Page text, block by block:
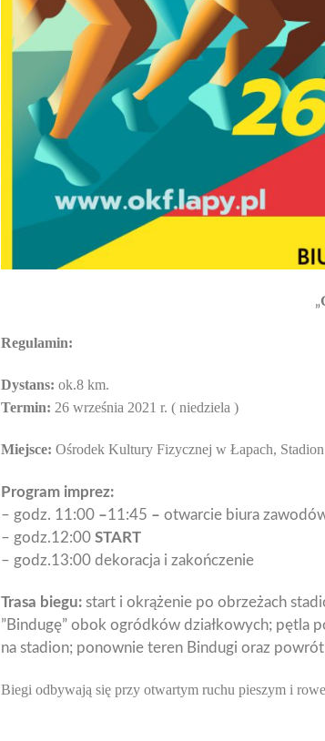
„
Regulamin:
Dystans: ok.8 km.
Termin: 26 września 2021 r. ( niedziela )
Miejsce: Ośrodek Kultury Fizycznej w Łapach,
Program imprez:
– godz. 11:00 –11:45 – otwarcie biura
– godz.12:00 START
– godz.13:00 dekoracja i zakończenie
Trasa biegu: start i okrążenie po obrzeżach
”Bindugę” obok ogródków działkowych; pętla
na stadion; ponownie teren Bindugi oraz powrót
Biegi odbywają się przy otwartym ruchu pieszym i